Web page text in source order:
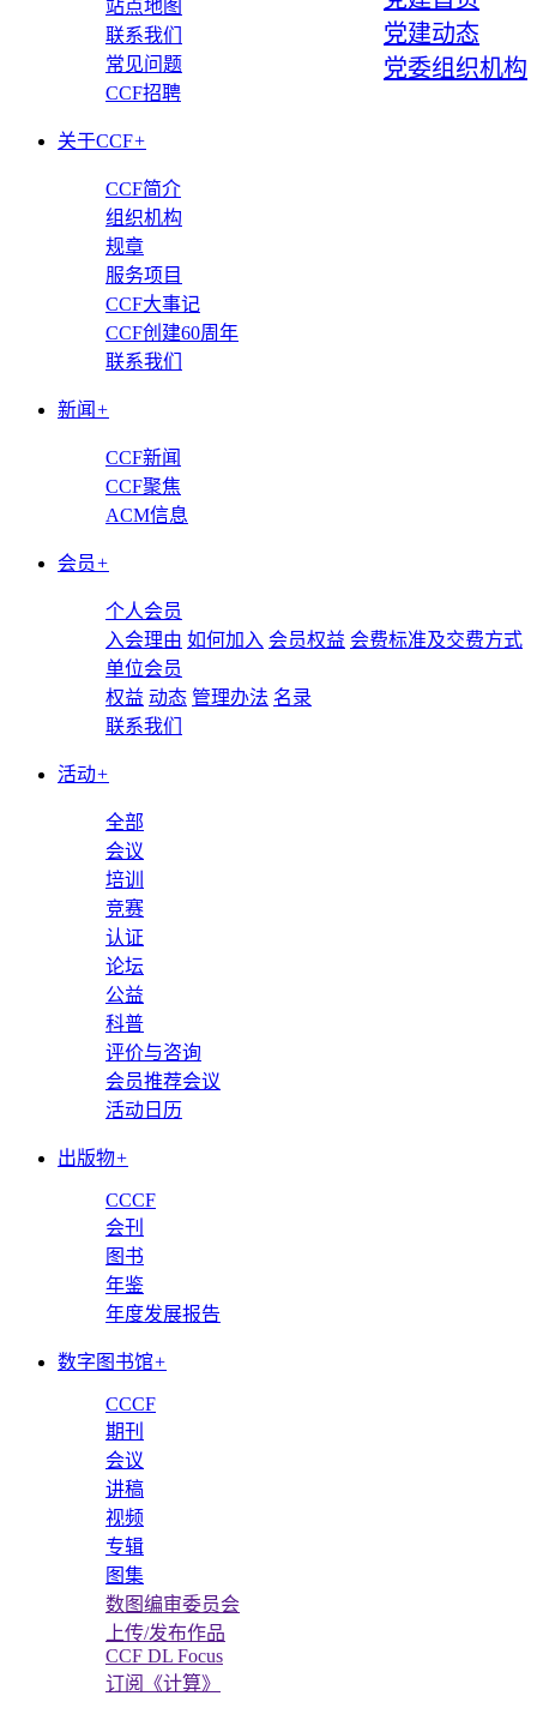
党建动态
党委组织机构
站点地图
联系我们
常见问题
CCF招聘
关于CCF+
CCF简介
组织机构
规章
服务项目
CCF大事记
CCF创建60周年
联系我们
新闻 +
CCF新闻
CCF聚焦
ACM信息
会员+
个人会员
入会理由 如何加入 会员权益 会费标准及交费方式
单位会员
权益 动态 管理办法 名录
联系我们
活动+
全部
会议
培训
竞赛
认证
论坛
公益
科普
评价与咨询
会员推荐会议
活动日历
出版物+
CCCF
会刊
图书
年鉴
年度发展报告
数字图书馆+
CCCF
期刊
会议
讲稿
视频
专辑
图集
数图编审委员会
上传/发布作品
CCF DL Focus
订阅《计算》